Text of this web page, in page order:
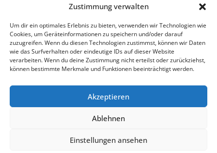
Zustimmung verwalten
Um dir ein optimales Erlebnis zu bieten, verwenden wir Technologien wie
Cookies, um Geräteinformationen zu speichern und/oder darauf
zuzugreifen. Wenn du diesen Technologien zustimmst, können wir Daten
wie das Surfverhalten oder eindeutige IDs auf dieser Website
verarbeiten. Wenn du deine Zustimmung nicht erteilst oder zurückziehst,
können bestimmte Merkmale und Funktionen beeinträchtigt werden.
Akzeptieren
Ablehnen
Einstellungen ansehen
Zum Rebösch 42, 88662 Überlingen-Hödingen
07551 834 9925
contact@dynamis-heilpraxis.com
Datenschutzerklärung
Datenschutz